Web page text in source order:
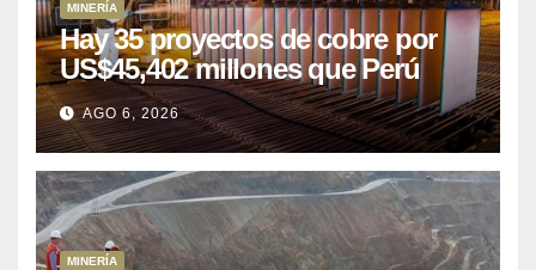
MINERÍA
Hay 35 proyectos de cobre por
US$45,402 millones que Perú
puede aprovechar
AGO 6, 2026
MINERÍA